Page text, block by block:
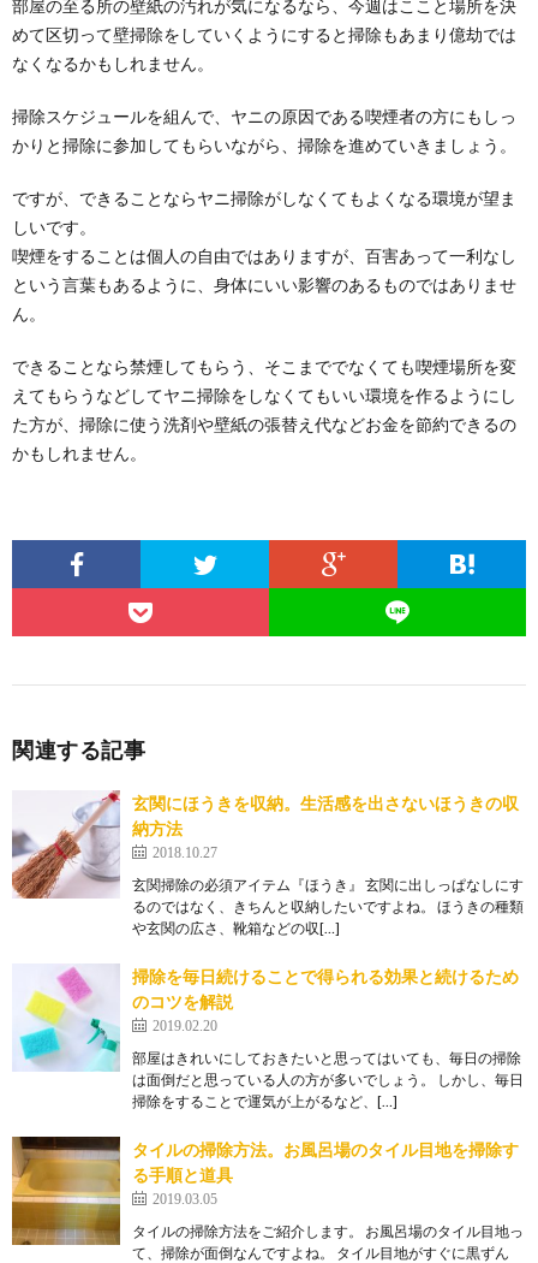
【掃除のコツ】フローリング掃除におすす
めの掃除方法と洗剤
イシートだけではなかなか汚れをとることもできない
でし...
部屋の至る所の壁紙の汚れが気になるなら、今週はここと場所を決
めて区切って壁掃除をしていくようにすると掃除もあまり億劫では
なくなるかもしれません。
掃除スケジュールを組んで、ヤニの原因である喫煙者の方にもしっ
かりと掃除に参加してもらいながら、掃除を進めていきましょう。
ですが、できることならヤニ掃除がしなくてもよくなる環境が望ま
しいです。
喫煙をすることは個人の自由ではありますが、百害あって一利なし
という言葉もあるように、身体にいい影響のあるものではありませ
ん。
できることなら禁煙してもらう、そこまででなくても喫煙場所を変
えてもらうなどしてヤニ掃除をしなくてもいい環境を作るようにし
た方が、掃除に使う洗剤や壁紙の張替え代などお金を節約できるの
かもしれません。
関連する記事
玄関にほうきを収納。生活感を出さないほうきの収
納方法
2018.10.27
玄関掃除の必須アイテム『ほうき』 玄関に出しっぱなしにす
るのではなく、きちんと収納したいですよね。 ほうきの種類
や玄関の広さ、靴箱などの収[…]
掃除を毎日続けることで得られる効果と続けるため
のコツを解説
2019.02.20
部屋はきれいにしておきたいと思ってはいても、毎日の掃除
は面倒だと思っている人の方が多いでしょう。 しかし、毎日
掃除をすることで運気が上がるなど、[…]
タイルの掃除方法。お風呂場のタイル目地を掃除す
る手順と道具
2019.03.05
タイルの掃除方法をご紹介します。 お風呂場のタイル目地っ
て、掃除が面倒なんですよね。 タイル目地がすぐに黒ずん